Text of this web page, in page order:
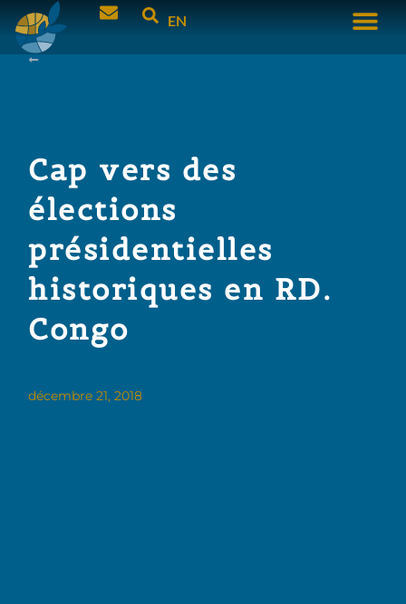
EN
Cap vers des
élections
présidentielles
historiques en RD.
Congo
décembre 21, 2018